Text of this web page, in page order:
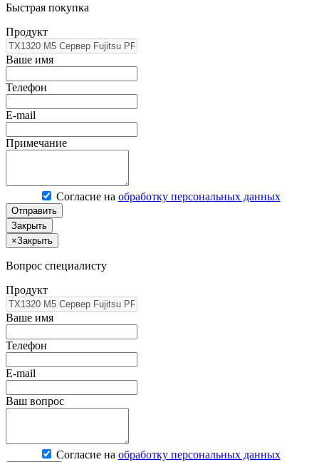
Быстрая покупка
Продукт
Ваше имя
Телефон
E-mail
Примечание
Согласие на обработку персональных данных
Отправить
Закрыть
×Закрыть
Вопрос специалисту
Продукт
Ваше имя
Телефон
E-mail
Ваш вопрос
Согласие на обработку персональных данных